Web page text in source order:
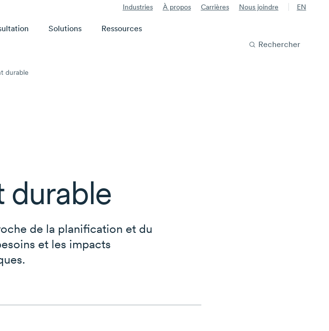
Industries À propos Carrières Nous joindre EN
Solutions
Ressources
Rechercher
durable
durable
de la planification et du
et les impacts